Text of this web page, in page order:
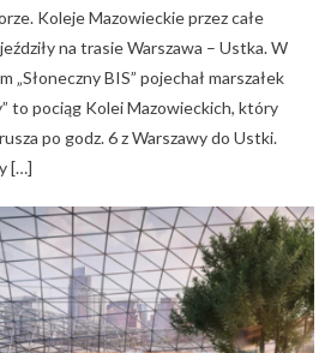
Koleje Mazowieckie przez całe
na trasie Warszawa – Ustka. W
„Słoneczny BIS” pojechał marszałek
to pociąg Kolei Mazowieckich, który
po godz. 6 z Warszawy do Ustki.
[…]